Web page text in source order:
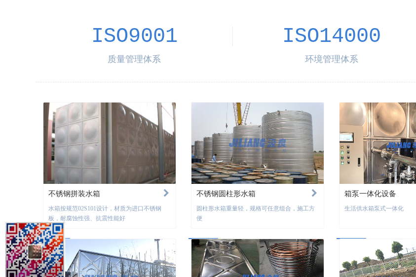
ISO9001
质量管理体系
ISO14000
环境管理体系
不锈钢拼装水箱
水箱按规范02S101设计，材质为进口不锈钢
板，耐腐蚀性强、抗震性能好
不锈钢圆柱形水箱
圆柱形水箱重量轻，规格可任意组合，施工方
便
箱泵一体化设备
生活供水箱泵式一体化